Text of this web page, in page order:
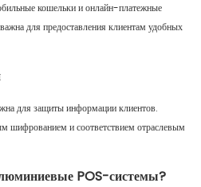
кошельки и онлайн-платежные
для предоставления клиентам удобных
для защиты информации клиентов.
шифрованием и соответствием отраслевым
POS-системы?